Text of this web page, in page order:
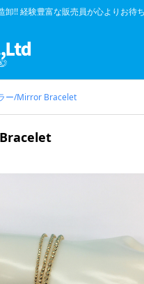
卸!! 経験豊富な販売員が心よりお待
ー/Mirror Bracelet